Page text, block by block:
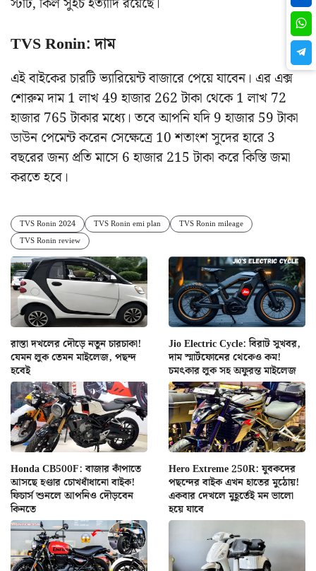
TVS Ronin: দাম
এই বাইকের চারটি ভ্যারিয়েন্ট বাজারে পেয়ে যাবেন। এর এক্স
শোরুম দাম 1 লাখ 49 হাজার 262 টাকা থেকে 1 লাখ 72
হাজার 765 টাকার মধ্যে। তবে আপনি যদি 9 হাজার 59 টাকা
ডাউন পেমেন্ট করেন সেক্ষেত্রে 10 শতাংশ সুদের হারে 3
বছরের জন্য প্রতি মাসে 6 হাজার 215 টাকা করে কিস্তি জমা
করতে হবে।
TVS Ronin 2024 TVS Ronin emi plan
TVS Ronin mileage
TVS Ronin review
রাস্তা দখলের দৌড়ে নতুন চারচাকা!
যেমন লুক তেমন মাইলেজ, পছন্দ
হবেই
Jio Electric Cycle: বিরাট সুখবর,
দাম স্মার্টফোনের থেকেও কম!
চমৎকার লুক সহ অফুরন্ত মাইলেজ
Honda CB500F: বাজার কাঁপাতে
আসছে হণ্ডার চোখধাঁধানো বাইক!
ফিচার্স শুনলে আপনিও দৌড়বেন
কিনতে
Hero Extreme 250R: যুবকদের
পছন্দের বাইক এখন হাতের মুঠোয়!
একবার দেখলে মুহূর্তেই মন ভালো
হয়ে যাবে